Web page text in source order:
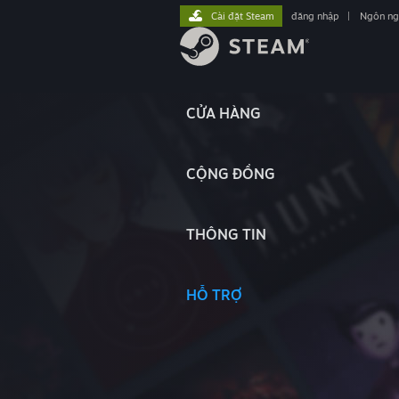
CỬA HÀNG
CỘNG ĐỒNG
THÔNG TIN
HỖ TRỢ
Cài đặt Steam đăng nhập Ngôn